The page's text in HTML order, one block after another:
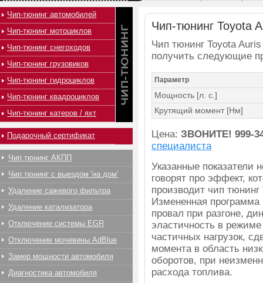
Чип-тюнинг Toyota
Чип тюнинг Toyota
получить следующие
Параметр
Мощность [л. с.]
Крутящий момент [Нм]
Цена: ЗВОНИТЕ! 999-
специалиста
Указанные показатели
говорят про эффект,
производит чип тюнинг
Измененная программа
провал при разгоне,
эластичность в
частичных нагрузок,
момента в область
оборотов, при
расхода топлива.
Чип-тюнинг автомобилей
Чип-тюнинг мотоциклов
Чип-тюнинг снегоходов
Чип-тюнинг грузовиков
Чип-тюнинг гидроциклов
Чип-тюнинг квадроциклов
Чип-тюнинг катеров / яхт
Подарочный сертификат
Чип тюнинг АКПП
Чип тюнинг с выездом 'на дом'
Удаление сажевого фильтра
Удаление катализатора
Отключение системы EGR
Отключение мочевины AdBlue
Замер мощности автомобиля
Диагностика автомобиля